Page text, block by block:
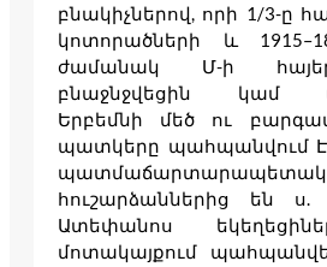
բնակիչներով, որի 1/3-ը
կոտորածների և
ժամանակ Մ-ի
բնաջնջվեցին կամ
Երբեմնի մեծ ու
պատկերը պահպանվում
հուշարձաններից են
Ատեփանոս
մոտակայքում